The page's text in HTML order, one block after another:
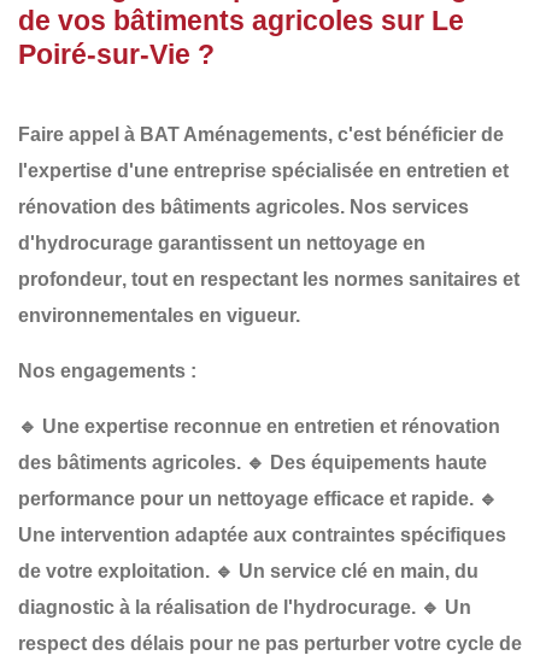
de vos bâtiments agricoles sur Le
Poiré-sur-Vie ?
Faire appel à BAT Aménagements, c'est bénéficier de
l'expertise d'une entreprise spécialisée en entretien et
rénovation des bâtiments agricoles. Nos services
d'hydrocurage garantissent un nettoyage en
profondeur, tout en respectant les normes sanitaires et
environnementales en vigueur.
Nos engagements :
🔹 Une expertise reconnue en entretien et rénovation
des bâtiments agricoles. 🔹 Des équipements haute
performance pour un nettoyage efficace et rapide. 🔹
Une intervention adaptée aux contraintes spécifiques
de votre exploitation. 🔹 Un service clé en main, du
diagnostic à la réalisation de l'hydrocurage. 🔹 Un
respect des délais pour ne pas perturber votre cycle de